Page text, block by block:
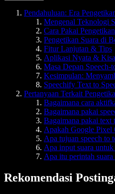
Pendahuluan: Era
Mengenal Teknologi
Cara Pakai
Pengetikan Suara di
Fitur Lanjutan & Tips
Aplikasi Nyata &
Masa Depan Speech-
Kesimpulan:
Speechify Text to
Pertanyaan Terkait
Bagaimana cara
Bagaimana pakai
Bagaimana pakai text
Apakah Google Pixel
Apa tujuan speech to
Apa input suara
Apa itu perintah
Rekomendasi